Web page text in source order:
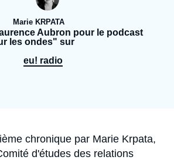
Se connecter
Marie KRPATA
Aubron pour le podcast
les ondes" sur
eu! radio
chronique par Marie Krpata,
d'études des relations